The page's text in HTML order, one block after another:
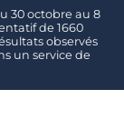
30 octobre au 8
de 1660
observés
un service de